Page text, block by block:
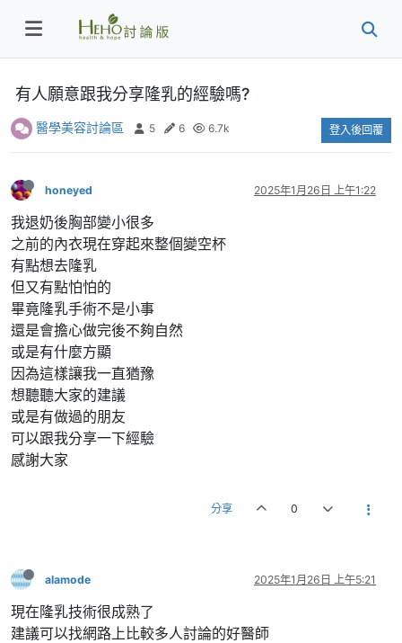
有人願意跟我分享隆乳的經驗嗎?
醫學美容討論區 5 6 6.7k 登入後回覆
honeyed 2025年1月26日 上午1:22
我退奶後胸部變小很多
之前的內衣現在穿起來整個變空杯
有點想去隆乳
但又有點怕怕的
畢竟隆乳手術不是小事
還是會擔心做完後不夠自然
或是有什麼方顯
因為這樣讓我一直猶豫
想聽聽大家的建議
或是有做過的朋友
可以跟我分享一下經驗
感謝大家
分享 0
alamode 2025年1月26日 上午5:21
現在隆乳技術很成熟了
建議可以找網路上比較多人討論的好醫師